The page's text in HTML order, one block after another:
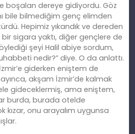
boşalan dereye gidiyordu. Göz
bile bilmediğim genç elimden
Hepimiz yıkandık ve dereden
bir sigara yaktı, diğer gençlere de
şeyi Halil abiye sordum,
nedir?” diye. O da anlattı.
giderken eniştem de
akşam İzmir’de kalmak
gideceklermiş, ama eniştem,
burda, burada otelde
kızar, onu arayalım uygunsa